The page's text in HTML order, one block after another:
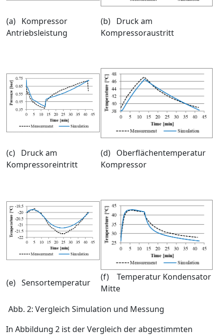
(a) Kompressor
Antriebsleistung
(b) Druck am
Kompressoraustritt
(c) Druck am
Kompressoreintritt
(d) Oberflächentemperatur
Kompressor
(e) Sensortemperatur
(f) Temperatur Kondensator
Mitte
Abb. 2: Vergleich Simulation und Messung
In Abbildung 2 ist der Vergleich der abgestimmten